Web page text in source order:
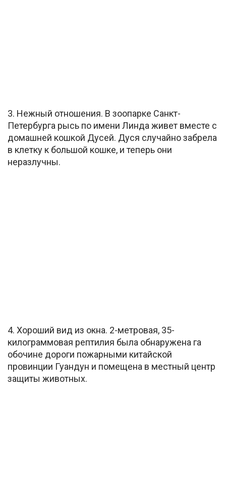
3. Нежный отношения. В зоопарке Санкт-
Петербурга рысь по имени Линда живет вместе с
домашней кошкой Дусей. Дуся случайно забрела
в клетку к большой кошке, и теперь они
неразлучны.
4. Хороший вид из окна. 2-метровая, 35-
килограммовая рептилия была обнаружена га
обочине дороги пожарными китайской
провинции Гуандун и помещена в местный центр
защиты животных.